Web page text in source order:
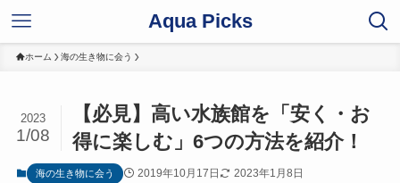
Aqua Picks
ホーム 海の生き物に会う
【必見】高い水族館を「安く・お
得に楽しむ」6つの方法を紹介！
2023
1/08
海の生き物に会う 2019年10月17日 2023年1月8日